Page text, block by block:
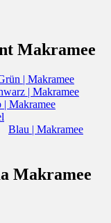
Makramee
| Makramee
| Makramee
| Makramee
Blau | Makramee
Makramee